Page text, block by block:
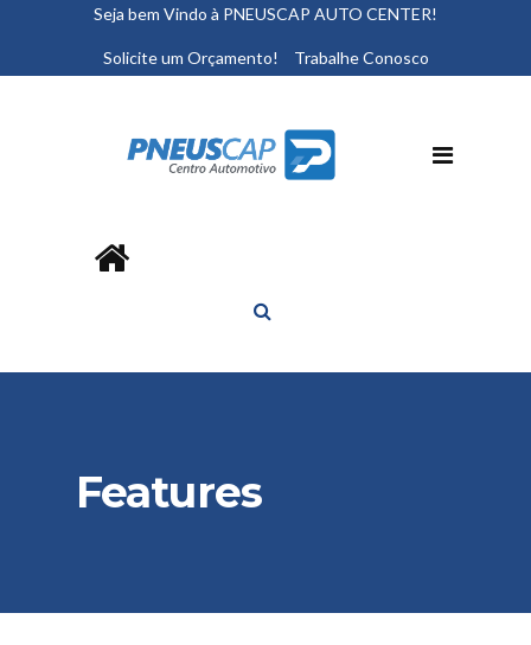
Seja bem Vindo à PNEUSCAP AUTO CENTER!
Solicite um Orçamento! Trabalhe Conosco
Features